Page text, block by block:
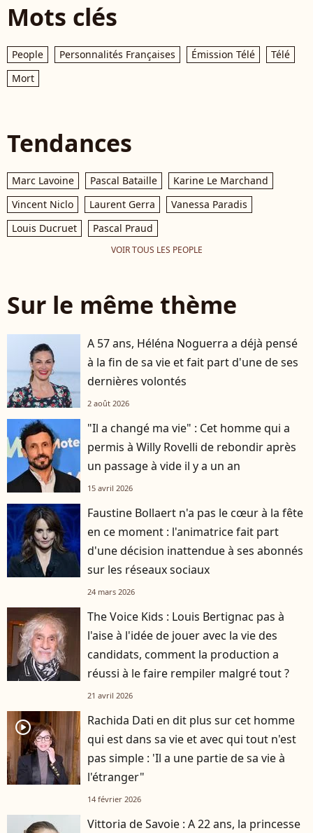
Mots clés
People Personnalités Françaises Émission Télé
Télé
Mort
Tendances
Marc Lavoine Pascal Bataille
Karine Le Marchand
Vincent Niclo
Laurent Gerra
Vanessa Paradis
Louis Ducruet
Pascal Praud
VOIR TOUS LES PEOPLE
Sur le même thème
A 57 ans, Héléna Noguerra a déjà pensé
à la fin de sa vie et fait part d'une de ses
dernières volontés
2 août 2026
"Il a changé ma vie" : Cet homme qui a
permis à Willy Rovelli de rebondir après
un passage à vide il y a un an
15 avril 2026
Faustine Bollaert n'a pas le cœur à la fête
en ce moment : l'animatrice fait part
d'une décision inattendue à ses abonnés
sur les réseaux sociaux
24 mars 2026
The Voice Kids : Louis Bertignac pas à
l'aise à l'idée de jouer avec la vie des
candidats, comment la production a
réussi à le faire rempiler malgré tout ?
21 avril 2026
player2
Rachida Dati en dit plus sur cet homme
qui est dans sa vie et avec qui tout n'est
pas simple : 'Il a une partie de sa vie à
l'étranger"
14 février 2026
Vittoria de Savoie : A 22 ans, la princesse